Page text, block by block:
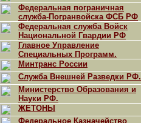
Федеральная пограничная
служба-Погранвойска ФСБ РФ
Федеральная служба Войск
Национальной Гвардии РФ
Главное Управление
Специальных Программ.
Минтранс России
Служба Внешней Разведки РФ.
Министерство Образования и
Науки РФ.
ЖЕТОНЫ
Федеральное Казначейство